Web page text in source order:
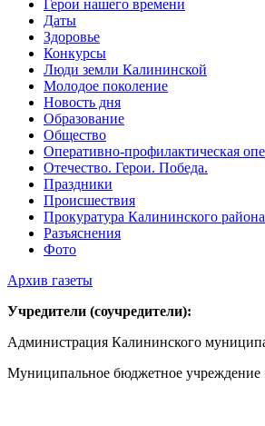
Герои нашего времени
Даты
Здоровье
Конкурсы
Люди земли Калининской
Молодое поколение
Новость дня
Образование
Общество
Оперативно-профилактическая
Отечество. Герои. Победа.
Праздники
Происшествия
Прокуратура Калининского
Разъяснения
Фото
Архив газеты
Учредители (соучредители):
Администрация Калининского
Муниципальное бюджетное учреждение